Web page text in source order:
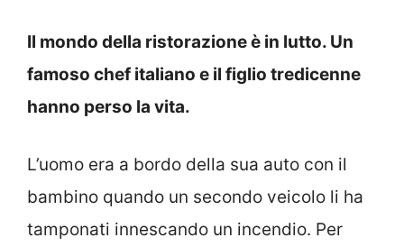
Il mondo della ristorazione è in lutto. Un
famoso chef italiano e il figlio tredicenne
hanno perso la vita.
L’uomo era a bordo della sua auto con il
bambino quando un secondo veicolo li ha
tamponati innescando un incendio. Per